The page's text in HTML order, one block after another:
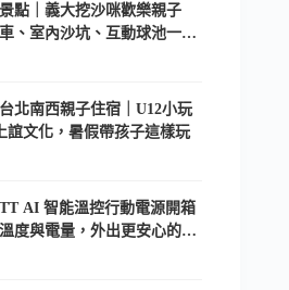
點｜義大挖沙咪歡樂親子
、室內沙坑、互動球池一票
北南西親子住宿｜U12小玩
誼文化，暑假帶孩子這樣玩
AI 智能溫控行動電源開箱
溫度與電量，外出更安心的
行動電源